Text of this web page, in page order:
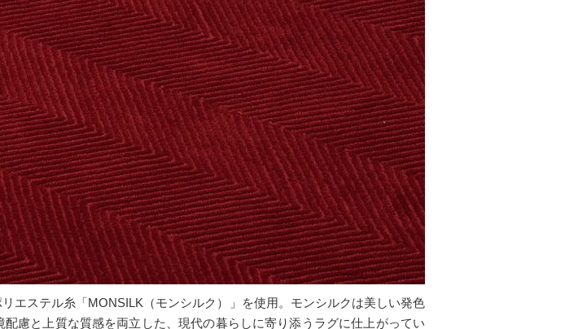
エステル糸「MONSILK（モンシルク）」を使用。モンシルクは美しい発色
慮と上質な質感を両立した、現代の暮らしに寄り添うラグに仕上がってい